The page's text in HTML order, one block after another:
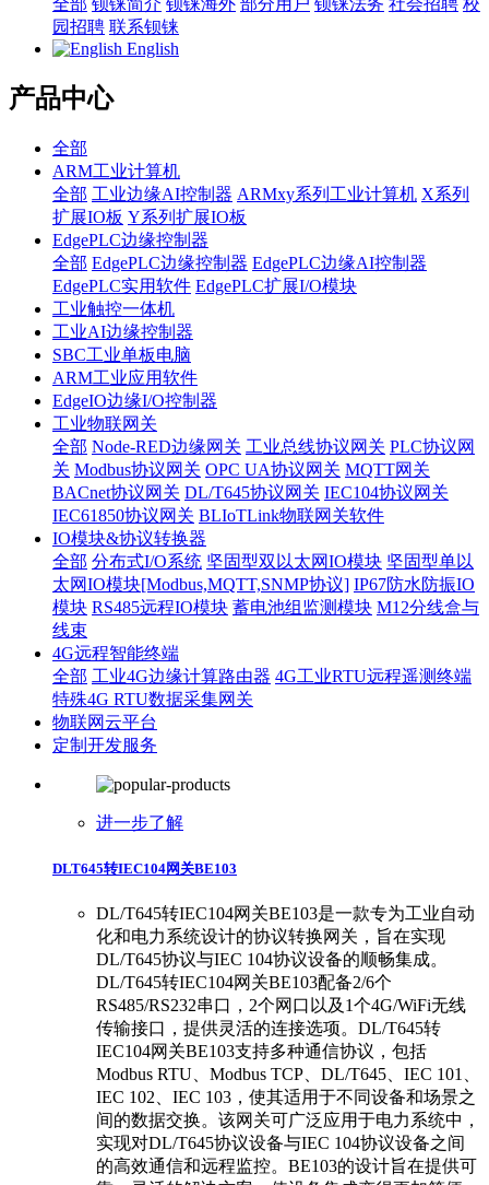
全部 钡铼简介 钡铼海外 部分用户 钡铼法务 社会招聘 校
园招聘 联系钡铼
English
产品中心
全部
ARM工业计算机
全部 工业边缘AI控制器 ARMxy系列工业计算机 X系列
扩展IO板 Y系列扩展IO板
EdgePLC边缘控制器
全部 EdgePLC边缘控制器 EdgePLC边缘AI控制器
EdgePLC实用软件 EdgePLC扩展I/O模块
工业触控一体机
工业AI边缘控制器
SBC工业单板电脑
ARM工业应用软件
EdgeIO边缘I/O控制器
工业物联网关
全部 Node-RED边缘网关 工业总线协议网关 PLC协议网
关 Modbus协议网关 OPC UA协议网关 MQTT网关
BACnet协议网关 DL/T645协议网关 IEC104协议网关
IEC61850协议网关 BLIoTLink物联网关软件
IO模块&协议转换器
全部 分布式I/O系统 坚固型双以太网IO模块 坚固型单以
太网IO模块[Modbus,MQTT,SNMP协议] IP67防水防振IO
模块 RS485远程IO模块 蓄电池组监测模块 M12分线盒与
线束
4G远程智能终端
全部 工业4G边缘计算路由器 4G工业RTU远程遥测终端
特殊4G RTU数据采集网关
物联网云平台
定制开发服务
进一步了解
DLT645转IEC104网关BE103
DL/T645转IEC104网关BE103是一款专为工业自动
化和电力系统设计的协议转换网关，旨在实现
DL/T645协议与IEC 104协议设备的顺畅集成。
DL/T645转IEC104网关BE103配备2/6个
RS485/RS232串口，2个网口以及1个4G/WiFi无线
传输接口，提供灵活的连接选项。DL/T645转
IEC104网关BE103支持多种通信协议，包括
Modbus RTU、Modbus TCP、DL/T645、IEC 101、
IEC 102、IEC 103，使其适用于不同设备和场景之
间的数据交换。该网关可广泛应用于电力系统中，
实现对DL/T645协议设备与IEC 104协议设备之间
的高效通信和远程监控。BE103的设计旨在提供可